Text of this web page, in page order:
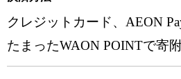
クレジットカード、AEON
たまったWAON POINTで寄